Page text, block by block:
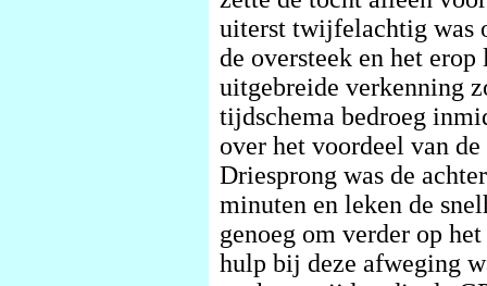
uiterst twijfelachtig was
de oversteek en het
uitgebreide verkenning
tijdschema bedroeg
over het voordeel van
Driesprong was de
minuten en leken de
genoeg om verder op
hulp bij deze afweging